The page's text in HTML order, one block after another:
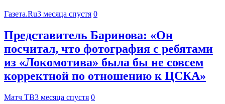
Газета.Ru3 месяца спустя 0
Представитель Баринова: «Он
посчитал, что фотография с ребятами
из «Локомотива» была бы не совсем
корректной по отношению к ЦСКА»
Матч ТВ3 месяца спустя 0